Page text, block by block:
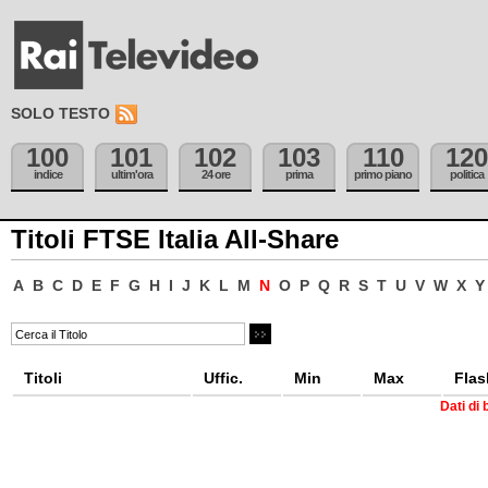
SOLO TESTO
100
indice
101
ultim'ora
102
24 ore
103
prima
110
primo piano
120
politica
Titoli FTSE Italia All-Share
A B C D E F G H I J K L M N O P Q R S T U V W X Y
Titoli Uffic. Min Max
Dati di